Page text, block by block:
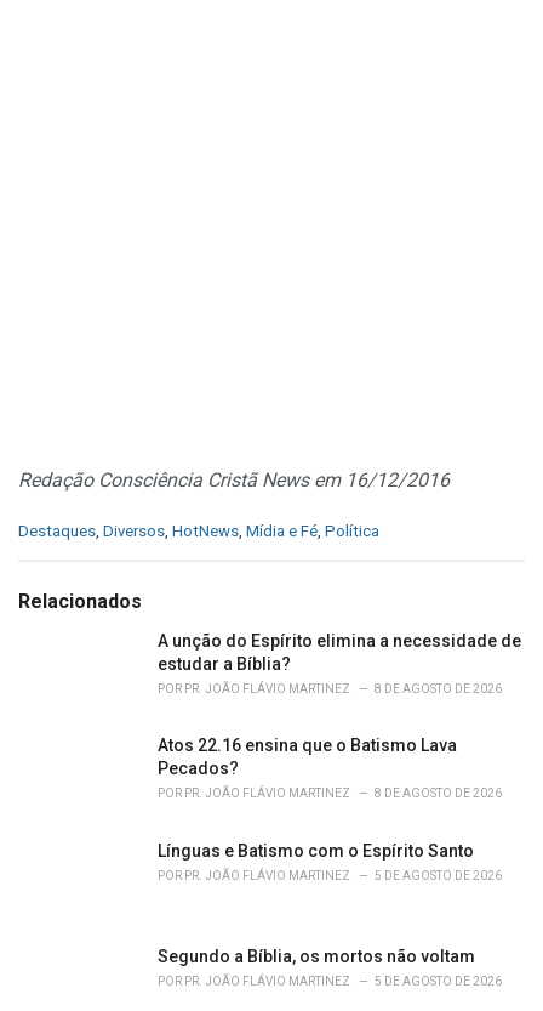
Redação Consciência Cristã News em 16/12/2016
C
e
Destaques, Diversos, HotNews, Mídia e Fé, Política
Relacionados
A unção do Espírito elimina a necessidade de
estudar a Bíblia?
POR PR. JOÃO FLÁVIO MARTINEZ 8 DE AGOSTO DE 2026
Atos 22.16 ensina que o Batismo Lava
Pecados?
POR PR. JOÃO FLÁVIO MARTINEZ 8 DE AGOSTO DE 2026
Línguas e Batismo com o Espírito Santo
POR PR. JOÃO FLÁVIO MARTINEZ 5 DE AGOSTO DE 2026
Segundo a Bíblia, os mortos não voltam
POR PR. JOÃO FLÁVIO MARTINEZ 5 DE AGOSTO DE 2026